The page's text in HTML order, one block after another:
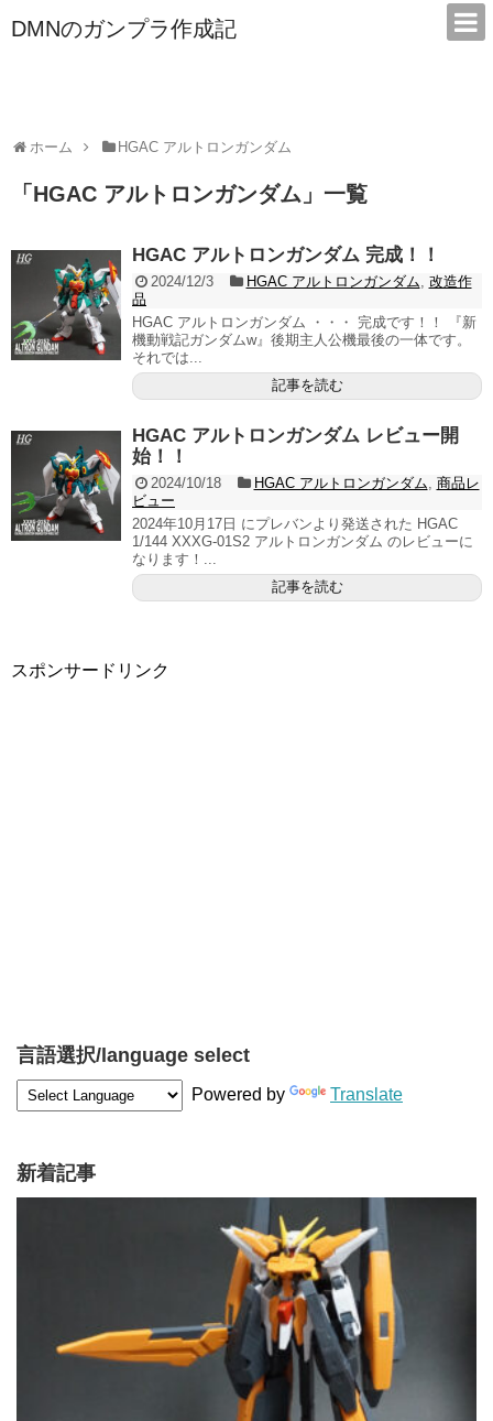
DMNのガンプラ作成記
ホーム HGAC アルトロンガンダム
「 HGAC アルトロンガンダム 」 一覧
HGAC アルトロンガンダム 完成！！
2024/12/3 HGAC アルトロンガンダム, 改造作
品
HGAC アルトロンガンダム ・・・ 完成です！！ 『新
機動戦記ガンダムw』後期主人公機最後の一体です。
それでは...
記事を読む
HGAC アルトロンガンダム レビュー開
始！！
2024/10/18 HGAC アルトロンガンダム, 商品レ
ビュー
2024年10月17日 にプレバンより発送された HGAC
1/144 XXXG-01S2 アルトロンガンダム のレビューに
なります！...
記事を読む
スポンサードリンク
言語選択/language select
Powered by Translate
新着記事